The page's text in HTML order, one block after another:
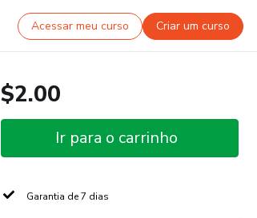
Acessar meu curso Criar um curso
$2.00
Ir para o carrinho
Garantia de 7 dias